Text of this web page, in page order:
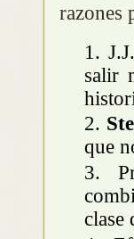
razones
salir
que
clase